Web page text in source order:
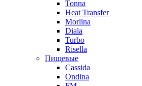
Tonna
Heat Transfer
Morlina
Diala
Turbo
Risella
Пищевые
Cassida
Ondina